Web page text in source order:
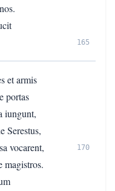
165
et armis
portas
iungunt,
Serestus,
vocarent,
170
magistros.